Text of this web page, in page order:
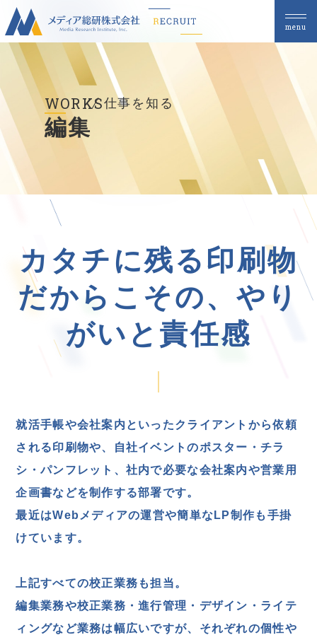
menu
WORKS仕事を知る
編集
カタチに残る印刷物
だからこその、やり
がいと責任感
就活手帳や会社案内といったクライアントから依頼
される印刷物や、
自社イベントのポスター・チラ
シ・パンフレット、 社内で必要な会社案内や営業用
企画書などを制作する部署です。
最近はWebメディアの運営や簡単なLP制作も手掛
けています。
上記すべての校正業務も担当。
編集業務や校正業務・進行管理・デザイン・ライテ
ィングなど業務は幅広いですが、 それぞれの個性や